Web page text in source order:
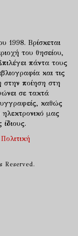
1998. Βρίσκεται
του θησείου,
πάντα τους
και τις
στην ποίηση στη
σε τακτά
καθώς
ηλεκτρονικό μας
Reserved.